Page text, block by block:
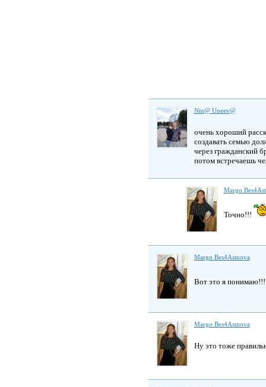
Nin@ Uneev@
очень хороший
создавать семью
через гражданский
потом встречаешь
Margo
Точно!!!
Margo Bes4Astnova
Вот это я
Margo Bes4Astnova
Ну это тоже